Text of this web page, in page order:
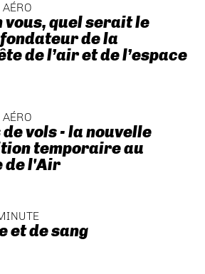
vous, quel serait le
de la
de l’air et de l’espace
vols - la nouvelle
temporaire au
de l'Air
et de sang